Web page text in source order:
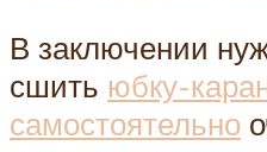
В заключении
сшить юбку-
самостоятельно